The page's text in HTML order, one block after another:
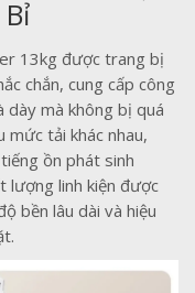
13kg được trang bị
chắn, cung cấp công
dày mà không bị quá
tải khác nhau,
ồn phát sinh
lượng linh kiện được
bền lâu dài và hiệu